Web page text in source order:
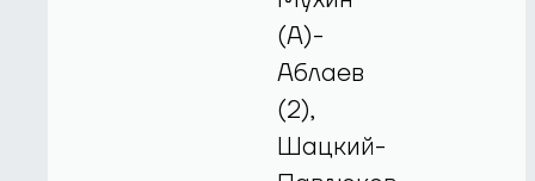
(А)-
Аблаев
(2),
Шацкий-